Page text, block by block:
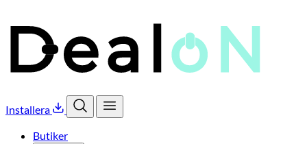
Installera
Öppna sökÖppna meny
Butiker